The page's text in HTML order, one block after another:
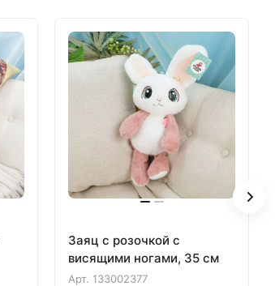
Заяц с розочкой с
висящими ногами, 35 см
Арт. 133002377